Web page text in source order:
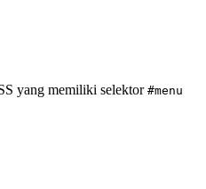
yang memiliki selektor #menu